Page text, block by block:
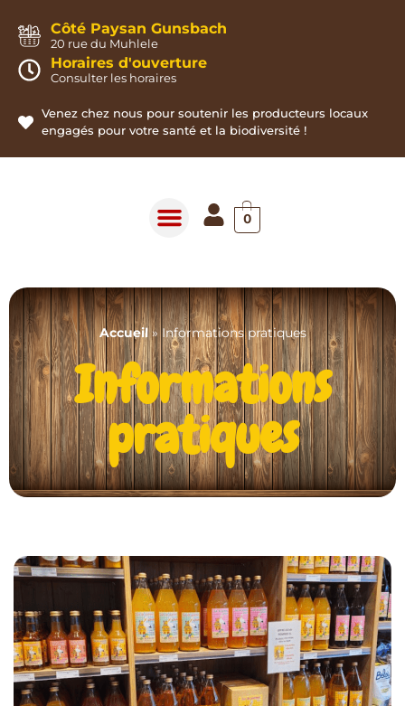
Côté Paysan Gunsbach
20 rue du Muhlele
Horaires d'ouverture
Consulter les horaires
Venez chez nous pour soutenir les producteurs locaux
engagés pour votre santé et la biodiversité !
0
Accueil» Informations pratiques
Informations
pratiques